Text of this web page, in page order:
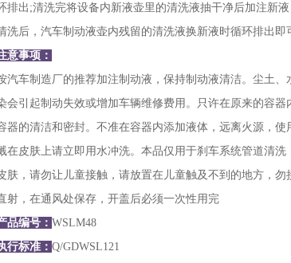
排出;清洗完将设备内新液壶里的清洗液抽干净后加注新液
洗后，汽车制动液壶内残留的清洗液换新液时循环排出即
意事项：
汽车制造厂的推荐加注制动液，保持制动液清洁。尘土、
会引起制动失效或增加车辆维修费用。只许在原来的容器
器的清洁和密封。不准在容器内添加液体，远离火源，使
在皮肤上请立即用水冲洗。本品仅用于刹车系统管道清洗
肤，请勿让儿童接触，请放置在儿童触及不到的地方，勿
射，在通风处保存，开盖后必须一次性用完
品编号： WSLM48
行标准： Q/GDWSL121